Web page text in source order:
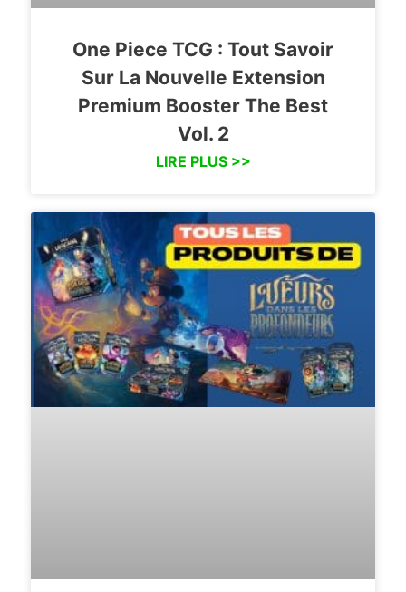
One Piece TCG : Tout Savoir
Sur La Nouvelle Extension
Premium Booster The Best
Vol. 2
LIRE PLUS >>